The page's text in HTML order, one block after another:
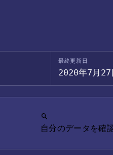
最終更新日
2020年7月27
自分のデータを確